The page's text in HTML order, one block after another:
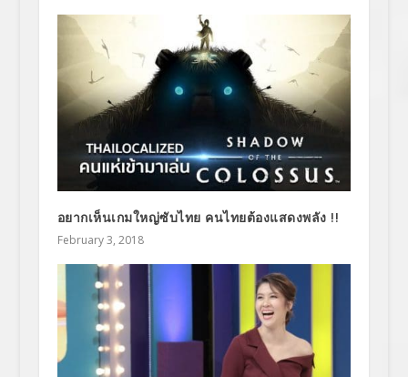
อยากเห็นเกมใหญ่ซับไทย คนไทยต้องแสดงพลัง !!
February 3, 2018